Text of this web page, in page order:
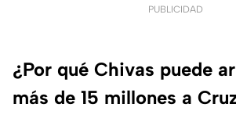
PUBLICIDAD
¿Por qué Chivas puede
más de 15 millones a